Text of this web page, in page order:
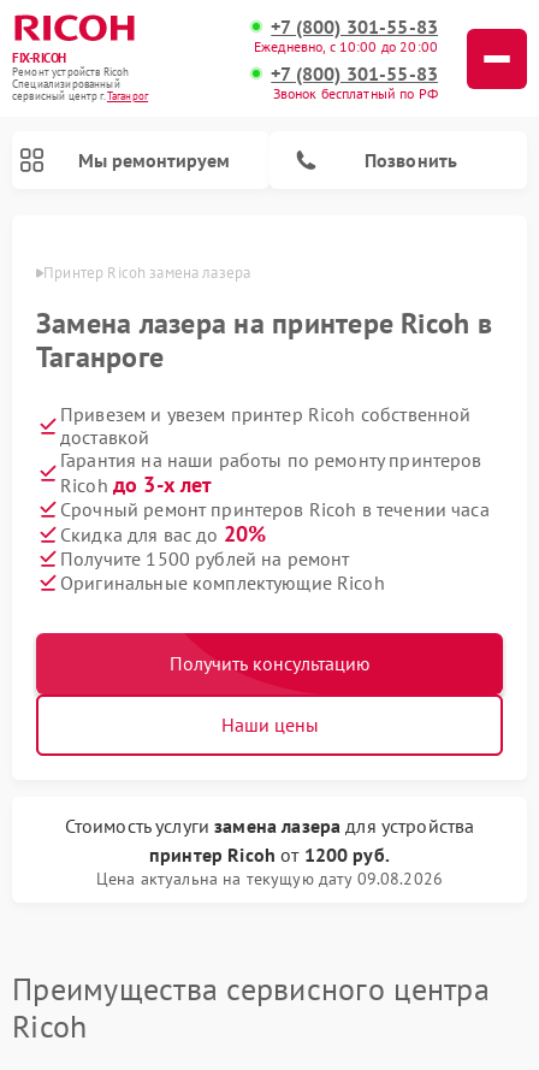
FIX-RICOH
Ремонт устройств Ricoh
Специализированный
cервисный центр г.Таганрог
+7 (800) 301-55-83
Ежедневно, с 10:00 до 20:00
+7 (800) 301-55-83
Звонок бесплатный по РФ
Мы ремонтируем Позвонить
Принтер Ricoh замена лазера
Замена лазера на принтере Ricoh в
Таганроге
Привезем и увезем принтер Ricoh собственной
доставкой
Гарантия на наши работы по ремонту принтеров
Ricoh до 3-х лет
Срочный ремонт принтеров Ricoh в течении часа
Скидка для вас до 20%
Получите 1500 рублей на ремонт
Оригинальные комплектующие Ricoh
Получить консультацию
Наши цены
Стоимость услугизамена лазера для устройства
принтер Ricoh от 1200 руб.
Цена актуальна на текущую дату 09.08.2026
Преимущества сервисного центра
Ricoh